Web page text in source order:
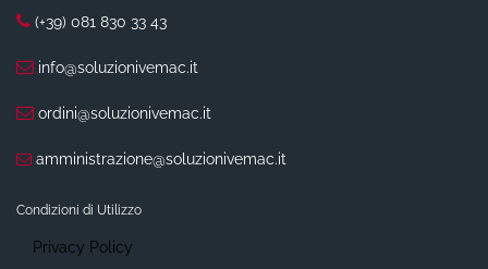
(+39) 081 830 33 43
info@soluzionivemac.it
ordini@soluzionivemac.it
amministrazione@soluzionivemac.it
Condizioni di Utilizzo
Privacy Policy